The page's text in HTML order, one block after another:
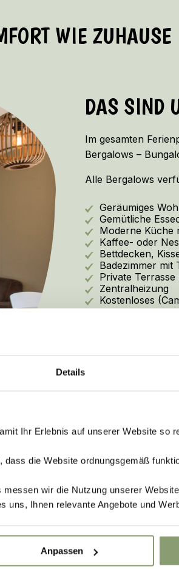
Details
Ihr Erlebnis auf unserer Website so
die Website ordnungsgemäß
wir die Nutzung unserer
uns, Ihnen relevante Angebote und
Anpassen
WIE ZUHAUSE
DAS SIND
Im gesamten
Bergalows –
Alle Bergalows
Geräumiges
Gemütliche
Moderne Küche
Kaffee- oder
Bettdecken,
Badezimmer mit
Private
Zentralheizung
Kostenloses
Je nach
verschiedenen
unvergesslichen